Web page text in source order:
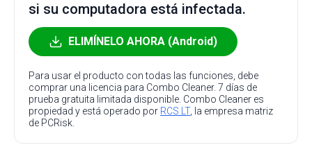
si su computadora está infectada.
ELIMÍNELO AHORA (Android)
Para usar el producto con todas las funciones, debe
comprar una licencia para Combo Cleaner. 7 días de
prueba gratuita limitada disponible. Combo Cleaner es
propiedad y está operado por RCS LT, la empresa matriz
de PCRisk.